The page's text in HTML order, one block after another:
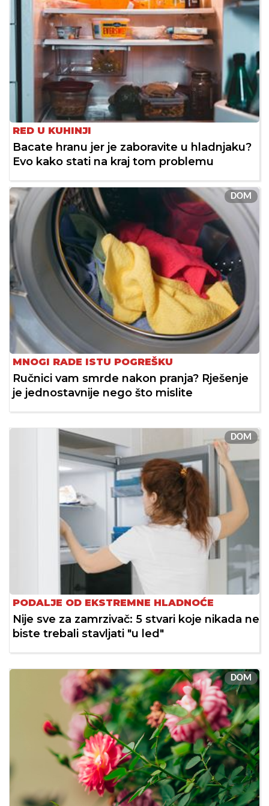
RED U KUHINJI
Bacate hranu jer je zaboravite u hladnjaku?
Evo kako stati na kraj tom problemu
DOM
MNOGI RADE ISTU POGREŠKU
Ručnici vam smrde nakon pranja? Rješenje
je jednostavnije nego što mislite
DOM
PODALJE OD EKSTREMNE HLADNOĆE
Nije sve za zamrzivač: 5 stvari koje nikada ne
biste trebali stavljati "u led"
DOM